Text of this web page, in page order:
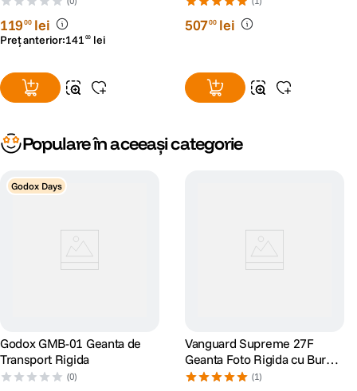
11900 lei
Preț anterior:141 00 lei
50700 lei
Populare în aceeași categorie
Godox Days
Godox GMB-01 Geanta de
Transport Rigida
(0)
Vanguard Supreme 27F
Geanta Foto Rigida cu Burete
Interior
(1)